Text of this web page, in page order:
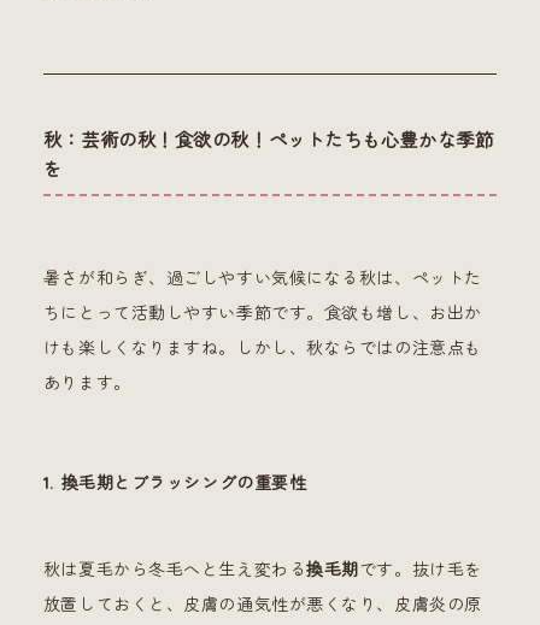
秋：芸術の秋！食欲の秋！ペットたちも心豊かな季節
を
暑さが和らぎ、過ごしやすい気候になる秋は、ペットた
ちにとって活動しやすい季節です。食欲も増し、お出か
けも楽しくなりますね。しかし、秋ならではの注意点も
あります。
1. 換毛期とブラッシングの重要性
秋は夏毛から冬毛へと生え変わる換毛期です。抜け毛を
放置しておくと、皮膚の通気性が悪くなり、皮膚炎の原